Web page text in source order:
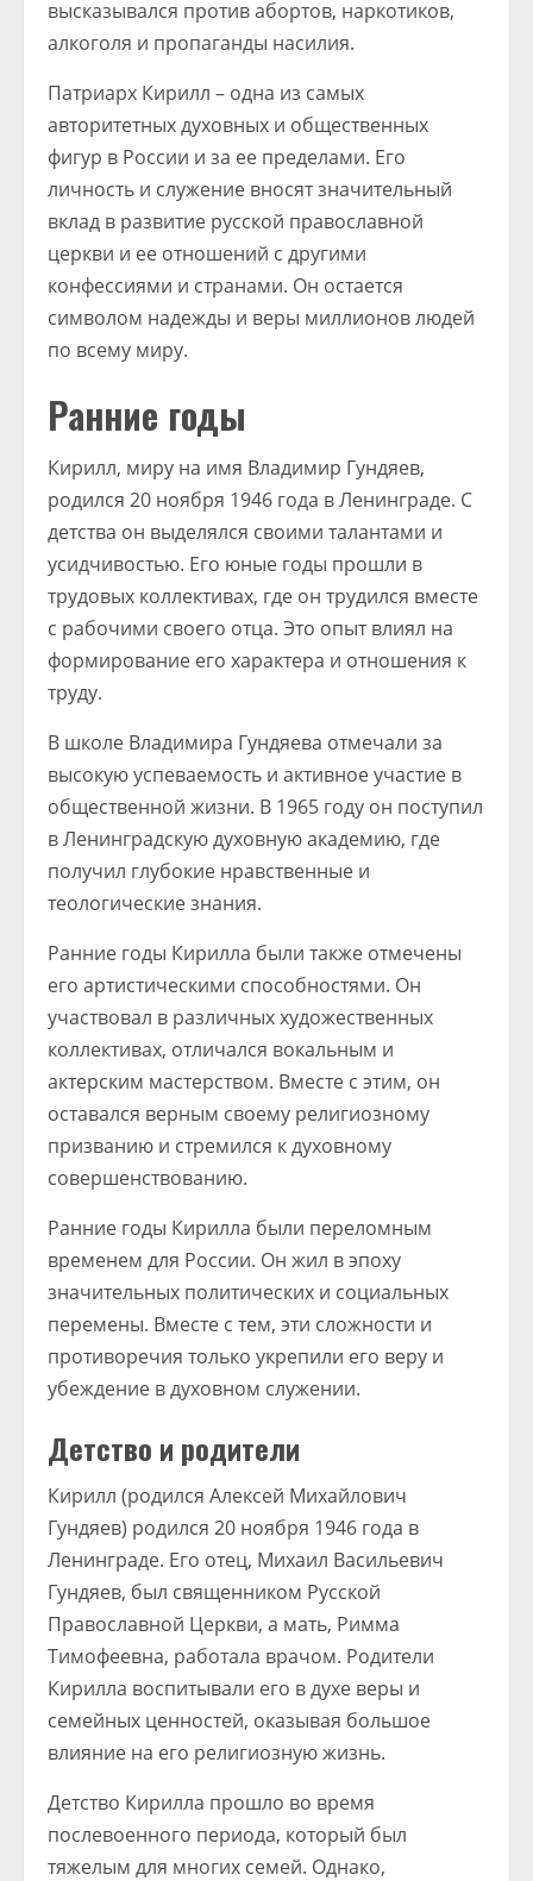
высказывался против абортов, наркотиков,
алкоголя и пропаганды насилия.
Патриарх Кирилл – одна из самых
авторитетных духовных и общественных
фигур в России и за ее пределами. Его
личность и служение вносят значительный
вклад в развитие русской православной
церкви и ее отношений с другими
конфессиями и странами. Он остается
символом надежды и веры миллионов людей
по всему миру.
Ранние годы
Кирилл, миру на имя Владимир Гундяев,
родился 20 ноября 1946 года в Ленинграде. С
детства он выделялся своими талантами и
усидчивостью. Его юные годы прошли в
трудовых коллективах, где он трудился вместе
с рабочими своего отца. Это опыт влиял на
формирование его характера и отношения к
труду.
В школе Владимира Гундяева отмечали за
высокую успеваемость и активное участие в
общественной жизни. В 1965 году он поступил
в Ленинградскую духовную академию, где
получил глубокие нравственные и
теологические знания.
Ранние годы Кирилла были также отмечены
его артистическими способностями. Он
участвовал в различных художественных
коллективах, отличался вокальным и
актерским мастерством. Вместе с этим, он
оставался верным своему религиозному
призванию и стремился к духовному
совершенствованию.
Ранние годы Кирилла были переломным
временем для России. Он жил в эпоху
значительных политических и социальных
перемены. Вместе с тем, эти сложности и
противоречия только укрепили его веру и
убеждение в духовном служении.
Детство и родители
Кирилл (родился Алексей Михайлович
Гундяев) родился 20 ноября 1946 года в
Ленинграде. Его отец, Михаил Васильевич
Гундяев, был священником Русской
Православной Церкви, а мать, Римма
Тимофеевна, работала врачом. Родители
Кирилла воспитывали его в духе веры и
семейных ценностей, оказывая большое
влияние на его религиозную жизнь.
Детство Кирилла прошло во время
послевоенного периода, который был
тяжелым для многих семей. Однако,